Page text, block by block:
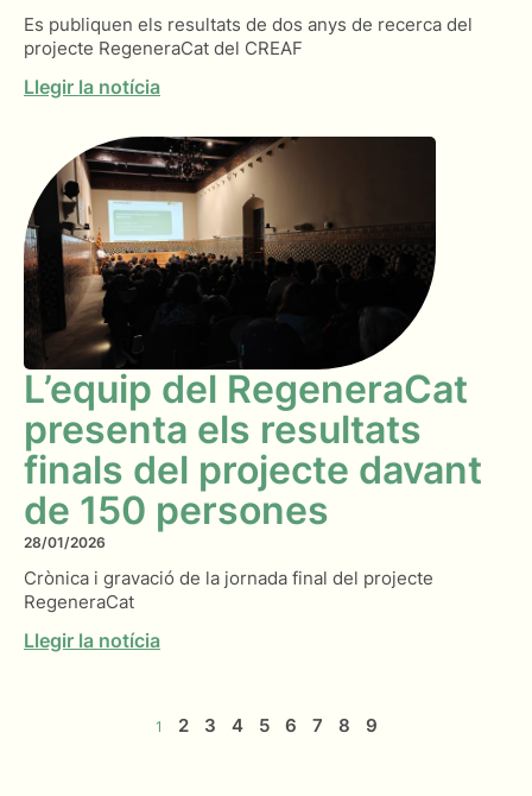
Es publiquen els resultats de dos anys de recerca del
projecte RegeneraCat del CREAF
Llegir la notícia
L’equip del RegeneraCat
presenta els resultats
finals del projecte davant
de 150 persones
28/01/2026
Crònica i gravació de la jornada final del projecte
RegeneraCat
Llegir la notícia
1 2 3 4 5 6 7 8 9